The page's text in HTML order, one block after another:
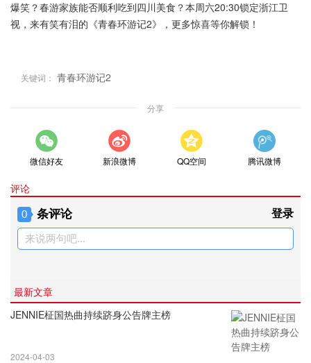
爆笑？春游家族能否顺利吃到四川美食？本周六20:30锁定浙江卫
视，来有笑有泪的《青春环游记2》，更多惊喜等你解锁！
关键词： 青春环游记2
分享
微信好友 新浪微博 QQ空间 腾讯微博
评论
0 条评论 登录
来说两句吧...
最新文章
JENNIE柾国热曲持续跻身公告牌主榜
2024-04-03